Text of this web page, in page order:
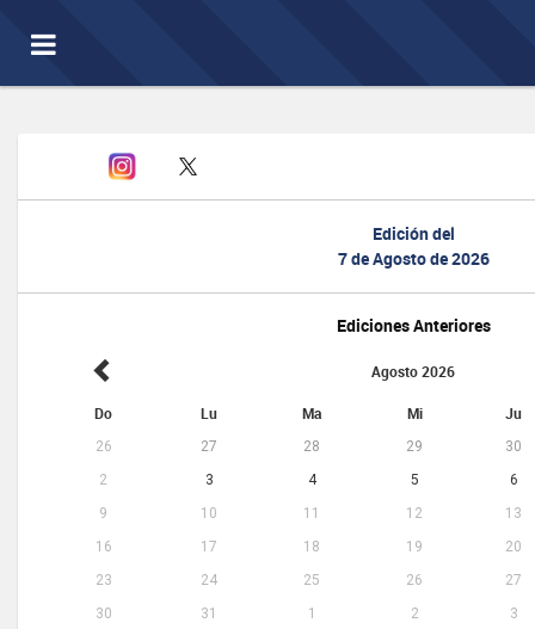
Toggle
navigation
Edición del
7 de Agosto de 2026
Ediciones Anteriores
Agosto 2026
Do Lu Ma Mi Ju
26 27 28 29
30
2
3 4 5
6
9
10 11 12
13
16
17 18 19
20
23
24 25 26
27
30
31 1 2 3